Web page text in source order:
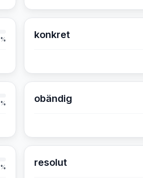
% konkret
% obändig
% resolut